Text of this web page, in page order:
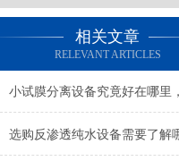
相关文章
RELEVANT ARTICLES